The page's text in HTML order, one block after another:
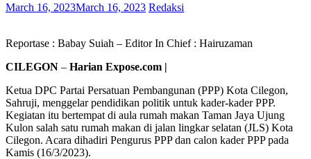
March 16, 2023March 16, 2023 Redaksi
Reportase : Babay Suiah – Editor In Chief : Hairuzaman
CILEGON – Harian Expose.com |
Ketua DPC Partai Persatuan Pembangunan (PPP) Kota Cilegon,
Sahruji, menggelar pendidikan politik untuk kader-kader PPP.
Kegiatan itu bertempat di aula rumah makan Taman Jaya Ujung
Kulon salah satu rumah makan di jalan lingkar selatan (JLS) Kota
Cilegon. Acara dihadiri Pengurus PPP dan calon kader PPP pada
Kamis (16/3/2023).